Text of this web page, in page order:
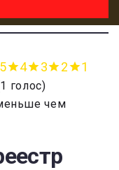
5 4 3 2 1
1 голос)
чем